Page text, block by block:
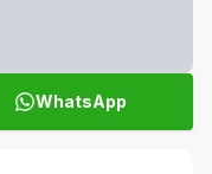
WhatsApp